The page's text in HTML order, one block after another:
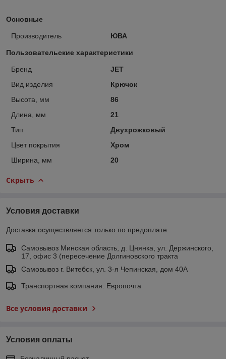
Основные
Производитель ЮВА
Пользовательские характеристики
Бренд
JET
Вид изделия
Крючок
Высота, мм
86
Длина, мм
21
Тип
Двухрожковый
Цвет покрытия
Хром
Ширина, мм
20
Скрыть
Условия доставки
Доставка осуществляется только по предоплате.
Самовывоз Минская область, д. Цнянка, ул. Держинского,
17, офис 3 (пересечение Долгиновского тракта
Самовывоз г. Витебск, ул. 3-я Чепинская, дом 40А
Транспортная компания: Европочта
Все условия доставки
Условия оплаты